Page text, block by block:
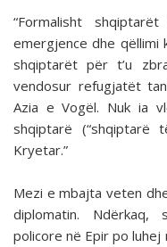
“Formalisht
emergjence dhe
shqiptarët për t’u
vendosur refugjatët
Azia e Vogël. Nuk ia
shqiptarë (“shqiptarë
Kryetar.”
Mezi e mbajta veten
diplomatin.
policore në Epir po